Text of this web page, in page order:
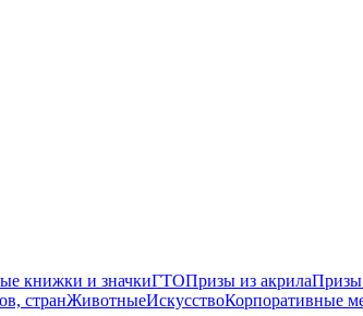
книжки и значкиГТОПризы из акрилаПризы
странЖивотныеИскусствоКорпоративные